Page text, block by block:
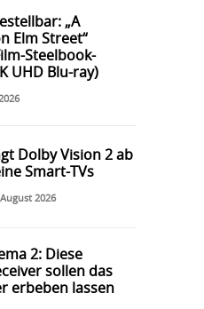
„A
Elm Street“
Steelbook-
UHD Blu-ray)
Dolby Vision 2 ab
Smart-TVs
2026
2: Diese
sollen das
erbeben lassen